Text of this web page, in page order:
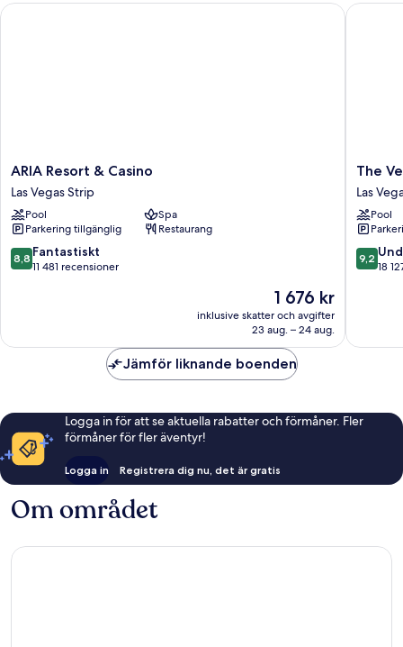
-
ARIA
Resort
&
Casino
Las
Vegas
Strip
ARIA Resort & Casino
Las Vegas Strip
Pool
Spa
Parkering tillgänglig
Restaurang
8.8
av
8,8 Fantastiskt
11 481 recensioner
Priset
är
1 676 kr
1 676 kr
inklusive skatter och avgifter
23 aug. – 24 aug.
ARIA Resort & Casino
The
Resort
Las
Vegas
Las
Vegas
The
Las
Pool
9.2
av
9,2
18
The
Jämför liknande boenden
Logga in för att se aktuella rabatter och förmåner. Fler
förmåner för fler äventyr!
Logga in Registrera dig nu, det är gratis
Om området